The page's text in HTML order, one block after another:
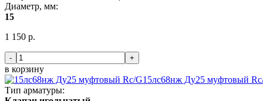
Диаметр, мм:
15
1 150 р.
- +
в корзину
15лс68нж Ду25 муфтовый
Тип арматуры: